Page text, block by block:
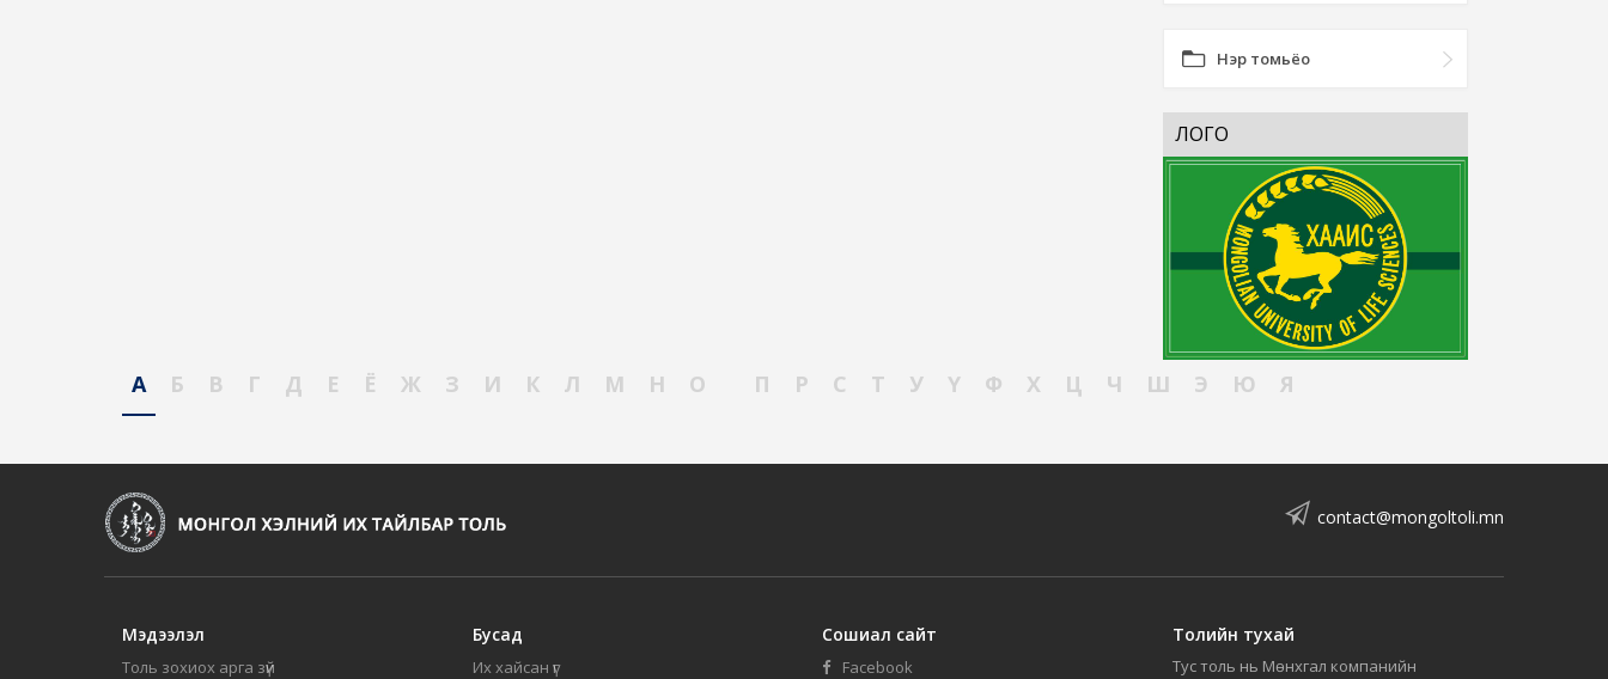
Нэр томьёо
ЛОГО
А Б В Г Д Е Ё Ж З И К Л М Н О П Р С Т У Ү Ф Х Ц Ч Ш Э Ю Я
contact@mongoltoli.mn
Мэдээлэл
Толь зохиох арга зүй
Бусад
Их хайсан үг
Сошиал сайт
Facebook
Толийн тухай
Тус толь нь Мөнхгал компанийн